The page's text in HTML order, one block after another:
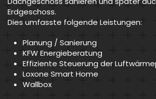
Erdgeschoss.
Dies umfasste folgende Leistungen:
Planung / Sanierung
KFW Energieberatung
Effiziente Steuerung der
Loxone Smart Home
Wallbox